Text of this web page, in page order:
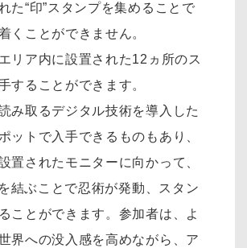
た“印”スタンプを集めることで
くことができません。
リア内に設置された12ヵ所のス
することができます。
み取るデジタル技術を導入した
ットで入手できるものもあり、
置されたモニターに向かって、
結ぶことで忍術が発動、スタン
ことができます。参加者は、よ
界への没入感を高めながら、ア